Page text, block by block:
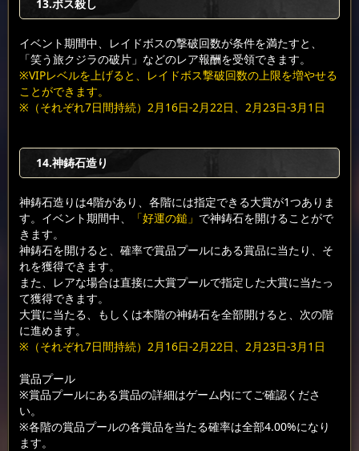
13.ボス殺し
イベント期間中、レイドボスの撃破回数が条件を満たすと、
「笑う旅クジラの破片」などのレア報酬を受領できます。
※VIPレベルを上げると、レイドボス撃破回数の上限を増やせる
ことができます。
※（それぞれ7日間持続）2月16日-2月22日、2月23日-3月1日
14.神鋳石造り
神鋳石造りは4階があり、各階には指定できる大賞が1つありま
す。イベント期間中、
「好運の鎚」 で神鋳石を開けることがで
きます。
神鋳石を開けると、確率で賞品プールにある賞品に当たり、そ
れを獲得できます。
また、レアな場合は直接に大賞プールで指定した大賞に当たっ
て獲得できます。
大賞に当たる、もしくは本階の神鋳石を全部開けると、次の階
に進めます。
※（それぞれ7日間持続）2月16日-2月22日、2月23日-3月1日
賞品プール
※賞品プールにある賞品の詳細はゲーム内にてご確認くださ
い。
※各階の賞品プールの各賞品を当たる確率は全部4.00%になり
ます。